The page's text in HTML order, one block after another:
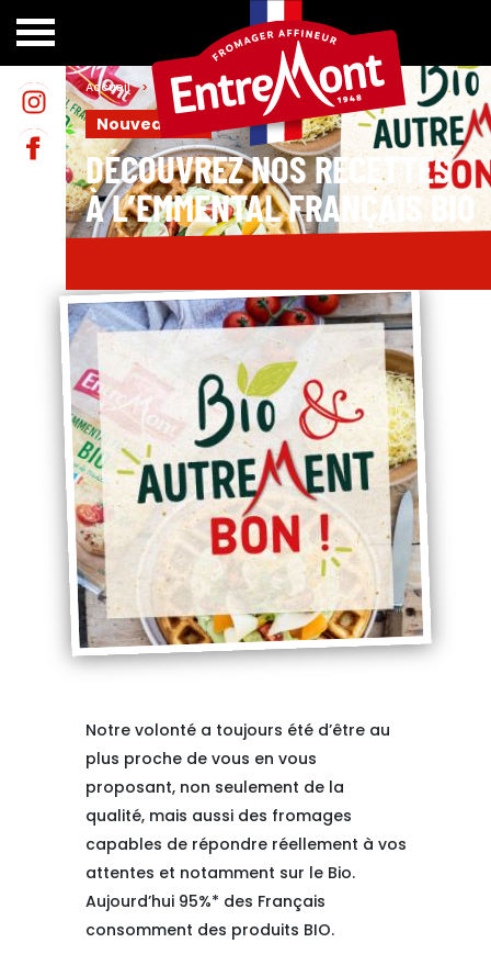
Accueil > Le blog > Nouveautés
Nouveautés
DÉCOUVREZ NOS RECETTES
À L’EMMENTAL FRANÇAIS BIO
Notre volonté a toujours été d’être au
plus proche de vous en vous
proposant, non seulement de la
qualité, mais aussi des fromages
capables de répondre réellement à vos
attentes et notamment sur le Bio.
Aujourd’hui 95%* des Français
consomment des produits BIO.